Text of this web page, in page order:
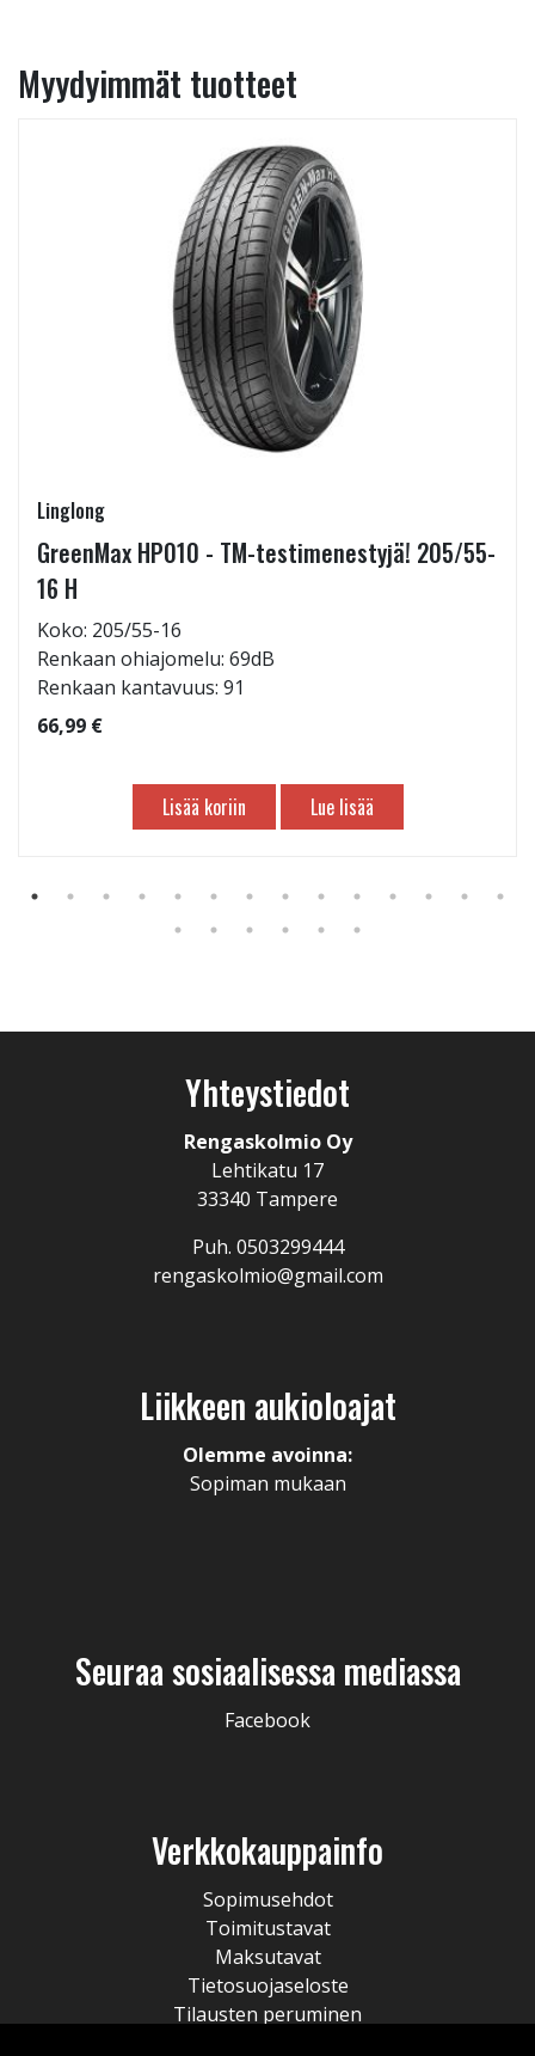
Myydyimmät tuotteet
Linglong
GreenMax HP010 - TM-testimenestyjä! 205/55-
16 H
Koko: 205/55-16
Renkaan ohiajomelu: 69dB
Renkaan kantavuus: 91
66,99 €
Lisää koriin Lue lisää
Yhteystiedot
Rengaskolmio Oy
Lehtikatu 17
33340 Tampere
Puh. 0503299444
rengaskolmio@gmail.com
Liikkeen aukioloajat
Olemme avoinna:
Sopiman mukaan
Seuraa sosiaalisessa mediassa
Facebook
Verkkokauppainfo
Sopimusehdot
Toimitustavat
Maksutavat
Tietosuojaseloste
Tilausten peruminen